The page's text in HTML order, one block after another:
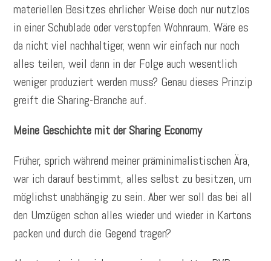
materiellen Besitzes ehrlicher Weise doch nur nutzlos
in einer Schublade oder verstopfen Wohnraum. Wäre es
da nicht viel nachhaltiger, wenn wir einfach nur noch
alles teilen, weil dann in der Folge auch wesentlich
weniger produziert werden muss? Genau dieses Prinzip
greift die Sharing-Branche auf.
Meine Geschichte mit der Sharing Economy
Früher, sprich während meiner präminimalistischen Ära,
war ich darauf bestimmt, alles selbst zu besitzen, um
möglichst unabhängig zu sein. Aber wer soll das bei all
den Umzügen schon alles wieder und wieder in Kartons
packen und durch die Gegend tragen?